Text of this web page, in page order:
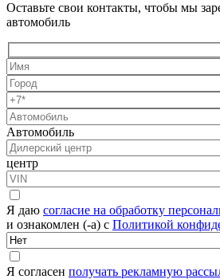
Оставьте свои контакты, чтобы мы
автомобиль
Автомобиль
центр
Я даю согласие на обработку
и ознакомлен (-а) с Политикой
Я согласен получать рекламную